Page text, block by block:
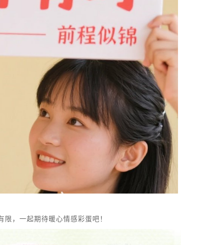
，一起期待暖心情感彩蛋吧！